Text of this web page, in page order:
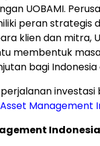
UOBAMI.
peran strategis
klien dan mitra,
membentuk
bagi Indonesia
Management
Indonesia